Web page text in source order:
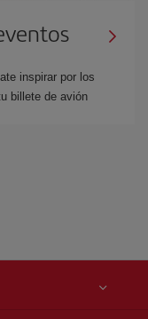
inspirar por los
billete de avión